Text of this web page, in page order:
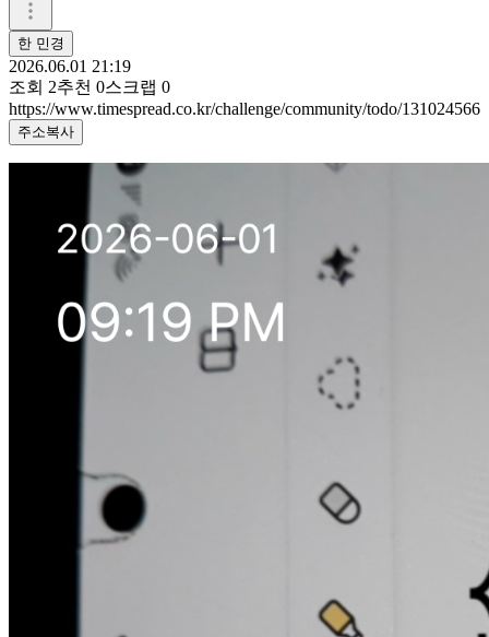
한 민경
2026.06.01 21:19
조회 2추천 0스크랩 0
https://www.timespread.co.kr/challenge/community/todo/131024566
주소복사